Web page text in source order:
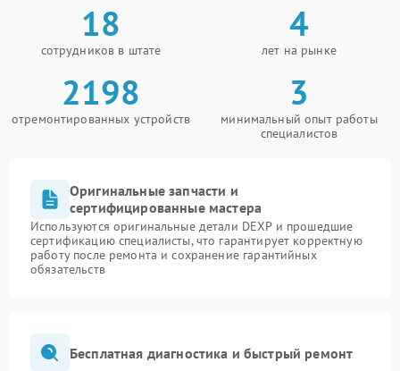
18
сотрудников в штате
4
лет на рынке
2198
отремонтированных устройств
3
минимальный опыт работы
специалистов
Оригинальные запчасти и
сертифицированные мастера
Используются оригинальные детали DEXP и прошедшие
сертификацию специалисты, что гарантирует корректную
работу после ремонта и сохранение гарантийных
обязательств
Бесплатная диагностика и быстрый ремонт